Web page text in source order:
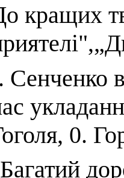
кращих
Сенченко
0.